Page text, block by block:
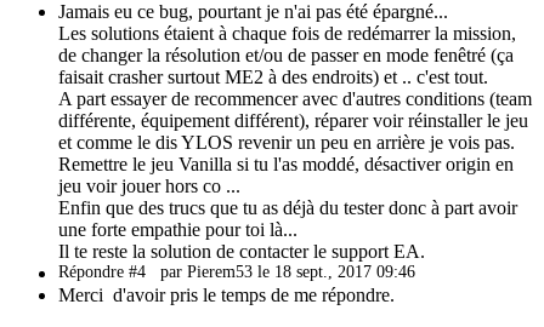
Jamais eu ce bug, pourtant je n'ai pas été épargné...
Les solutions étaient à chaque fois de redémarrer la mission,
de changer la résolution et/ou de passer en mode fenêtré (ça
faisait crasher surtout ME2 à des endroits) et .. c'est tout.
A part essayer de recommencer avec d'autres conditions (team
différente, équipement différent), réparer voir réinstaller le jeu
et comme le dis YLOS revenir un peu en arrière je vois pas.
Remettre le jeu Vanilla si tu l'as moddé, désactiver origin en
jeu voir jouer hors co ...
Enfin que des trucs que tu as déjà du tester donc à part avoir
une forte empathie pour toi là...
Il te reste la solution de contacter le support EA.
Répondre #4 par Pierem53 le 18 sept., 2017 09:46
Merci d'avoir pris le temps de me répondre.